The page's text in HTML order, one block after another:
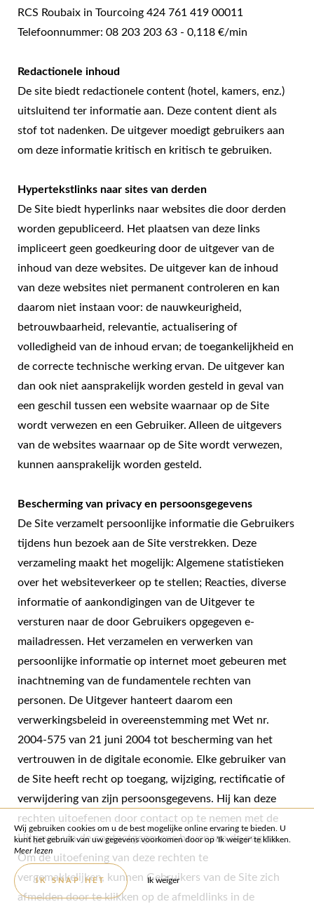
RCS Roubaix in Tourcoing 424 761 419 00011
Telefoonnummer: 08 203 203 63 - 0,118 €/min
Redactionele inhoud
De site biedt redactionele content (hotel, kamers, enz.)
uitsluitend ter informatie aan. Deze content dient als
stof tot nadenken. De uitgever moedigt gebruikers aan
om deze informatie kritisch en kritisch te gebruiken.
Hypertekstlinks naar sites van derden
De Site biedt hyperlinks naar websites die door derden
worden gepubliceerd. Het plaatsen van deze links
impliceert geen goedkeuring door de uitgever van de
inhoud van deze websites. De uitgever kan de inhoud
van deze websites niet permanent controleren en kan
daarom niet instaan ​​voor: de nauwkeurigheid,
betrouwbaarheid, relevantie, actualisering of
volledigheid van de inhoud ervan; de toegankelijkheid en
de correcte technische werking ervan. De uitgever kan
dan ook niet aansprakelijk worden gesteld in geval van
een geschil tussen een website waarnaar op de Site
wordt verwezen en een Gebruiker. Alleen de uitgevers
van de websites waarnaar op de Site wordt verwezen,
kunnen aansprakelijk worden gesteld.
Bescherming van privacy en persoonsgegevens
De Site verzamelt persoonlijke informatie die Gebruikers
tijdens hun bezoek aan de Site verstrekken. Deze
verzameling maakt het mogelijk: Algemene statistieken
over het websiteverkeer op te stellen; Reacties, diverse
informatie of aankondigingen van de Uitgever te
versturen naar de door Gebruikers opgegeven e-
mailadressen. Het verzamelen en verwerken van
persoonlijke informatie op internet moet gebeuren met
inachtneming van de fundamentele rechten van
personen. De Uitgever hanteert daarom een ​​
verwerkingsbeleid in overeenstemming met Wet nr.
2004-575 van 21 juni 2004 tot bescherming van het
vertrouwen in de digitale economie. Elke gebruiker van
de Site heeft recht op toegang, wijziging, rectificatie of
verwijdering van zijn persoonsgegevens. Hij kan deze
rechten uitoefenen door contact op te nemen met de
Uitgever via de contactgegevens bovenaan de pagina.
Om de uitoefening van deze rechten te
vergemakkelijken, kunnen Gebruikers van de Site zich
afmelden door te klikken op de afmeldlinks in de
Wij gebruiken cookies om u de best mogelijke online ervaring te bieden. U
kunt het gebruik van uw gegevens voorkomen door op 'Ik weiger' te klikken.
Meer lezen
IK SNAP HET Ik weiger